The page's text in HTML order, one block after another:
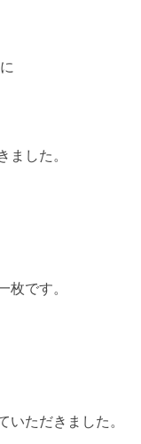
ました。
枚です。
いただきました。